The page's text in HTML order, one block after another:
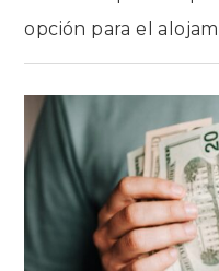
opción para el